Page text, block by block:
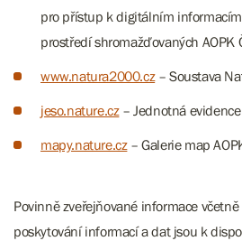
pro přístup k digitálním
prostředí shromažďovaných AOPK
www.natura2000.cz– Soustava
jeso.nature.cz– Jednotná
mapy.nature.cz– Galerie map
Povinně zveřejňované informace
poskytování informací a dat jsou k